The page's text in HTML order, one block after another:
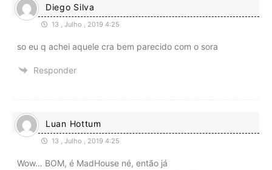
Diego Silva
13 , Julho , 2019 4:25
so eu q achei aquele cra bem parecido com o sora
Responder
Luan Hottum
13 , Julho , 2019 4:25
Wow… BOM, é MadHouse né, então já